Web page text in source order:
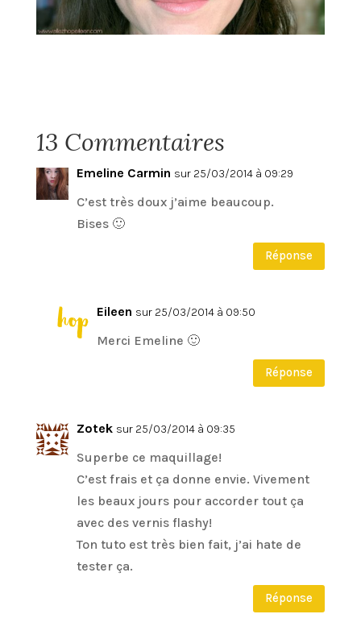
13 Commentaires
Emeline Carmin sur 25/03/2014 à 09:29
C’est très doux j’aime beaucoup.
Bises 🙂
Réponse
Eileen sur 25/03/2014 à 09:50
Merci Emeline 🙂
Réponse
Zotek sur 25/03/2014 à 09:35
Superbe ce maquillage!
C’est frais et ça donne envie. Vivement
les beaux jours pour accorder tout ça
avec des vernis flashy!
Ton tuto est très bien fait, j’ai hate de
tester ça.
Réponse